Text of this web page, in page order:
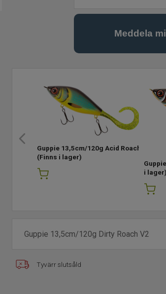
Guppie 13,5cm/120g Acid Roach
(Finns i lager)
i lager)
Tyvärr slutsåld